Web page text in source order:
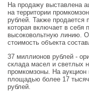
На продажу выставлена
на территории
рублей. Также продается
которая включает в себя
высоковольтную линию.
стоимость объекта
37 миллионов рублей -
склада масел и светлых
промкомзоны. На
площадью более 17
рублей.